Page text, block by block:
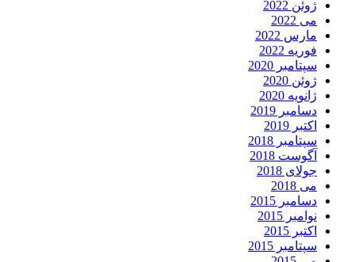
ژوئن 2022
می 2022
مارس 2022
فوریه 2022
سپتامبر 2020
ژوئن 2020
ژانویه 2020
دسامبر 2019
اکتبر 2019
سپتامبر 2018
آگوست 2018
جولای 2018
می 2018
دسامبر 2015
نوامبر 2015
اکتبر 2015
سپتامبر 2015